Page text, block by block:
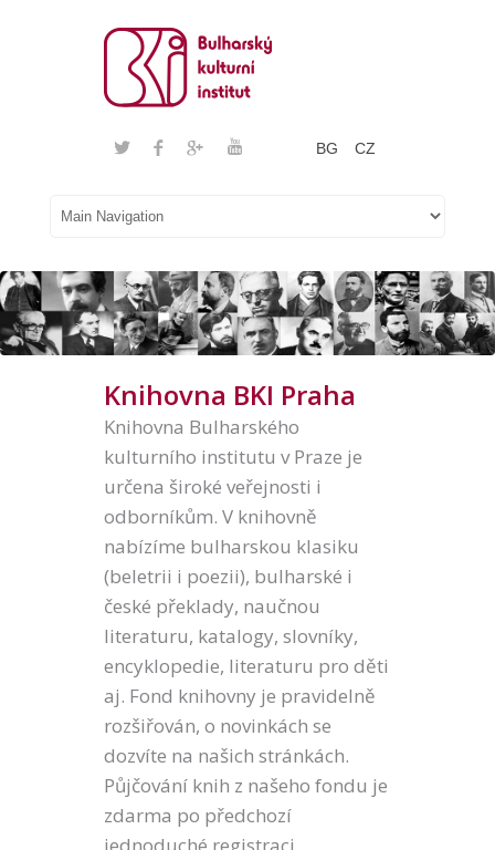
BG CZ
Knihovna BKI Praha
Knihovna Bulharského
kulturního institutu v Praze je
určena široké veřejnosti i
odborníkům. V knihovně
nabízíme bulharskou klasiku
(beletrii i poezii), bulharské i
české překlady, naučnou
literaturu, katalogy, slovníky,
encyklopedie, literaturu pro děti
aj. Fond knihovny je pravidelně
rozšiřován, o novinkách se
dozvíte na našich stránkách.
Půjčování knih z našeho fondu je
zdarma po předchozí